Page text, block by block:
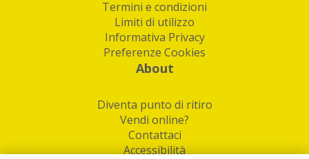
Termini e condizioni
Limiti di utilizzo
Informativa Privacy
Preferenze Cookies
About
Diventa punto di ritiro
Vendi online?
Contattaci
Accessibilità